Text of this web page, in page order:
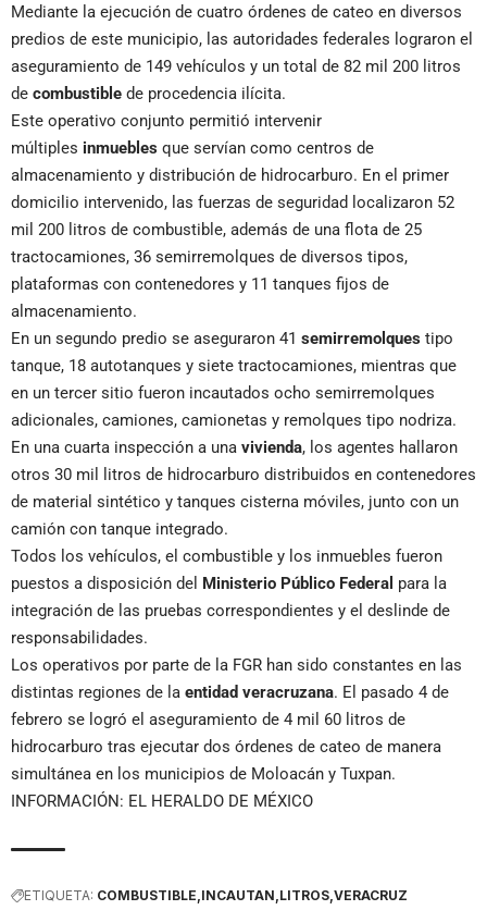
Mediante la ejecución de cuatro órdenes de cateo en diversos
predios de este municipio, las autoridades federales lograron el
aseguramiento de 149 vehículos y un total de 82 mil 200 litros
de combustible de procedencia ilícita.
Este operativo conjunto permitió intervenir
múltiples inmuebles que servían como centros de
almacenamiento y distribución de hidrocarburo. En el primer
domicilio intervenido, las fuerzas de seguridad localizaron 52
mil 200 litros de combustible, además de una flota de 25
tractocamiones, 36 semirremolques de diversos tipos,
plataformas con contenedores y 11 tanques fijos de
almacenamiento.
En un segundo predio se aseguraron 41 semirremolques tipo
tanque, 18 autotanques y siete tractocamiones, mientras que
en un tercer sitio fueron incautados ocho semirremolques
adicionales, camiones, camionetas y remolques tipo nodriza.
En una cuarta inspección a una vivienda, los agentes hallaron
otros 30 mil litros de hidrocarburo distribuidos en contenedores
de material sintético y tanques cisterna móviles, junto con un
camión con tanque integrado.
Todos los vehículos, el combustible y los inmuebles fueron
puestos a disposición del Ministerio Público Federal para la
integración de las pruebas correspondientes y el deslinde de
responsabilidades.
Los operativos por parte de la FGR han sido constantes en las
distintas regiones de la entidad veracruzana. El pasado 4 de
febrero se logró el aseguramiento de 4 mil 60 litros de
hidrocarburo tras ejecutar dos órdenes de cateo de manera
simultánea en los municipios de Moloacán y Tuxpan.
INFORMACIÓN: EL HERALDO DE MÉXICO
ETIQUETA: COMBUSTIBLE INCAUTAN LITROS VERACRUZ